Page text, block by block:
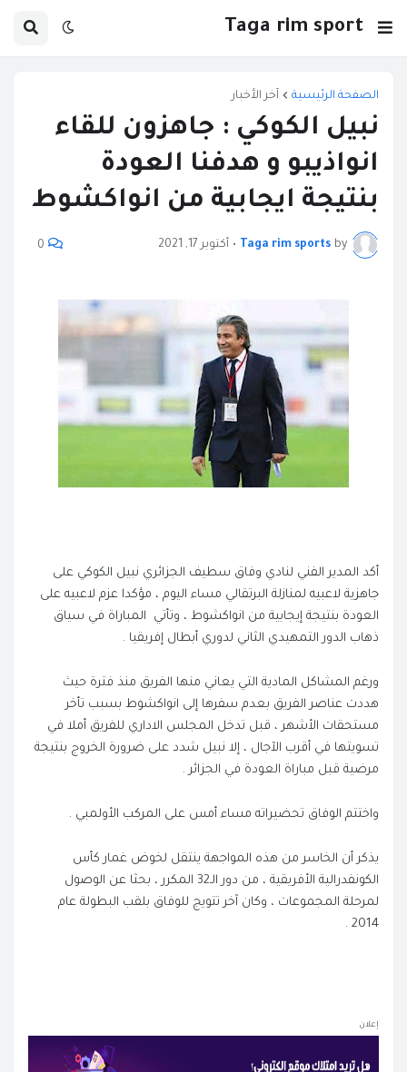
Taga rim sport
الصفحة الرئيسية آخر الأخبار
نبيل الكوكي : جاهزون للقاء
انواذيبو و هدفنا العودة
بنتيجة ايجابية من انواكشوط
by
Taga rim sports
• أكتوبر 17, 2021 0
أكد المدير الفني لنادي وفاق سطيف الجزائري نبيل الكوكي على
جاهزية لاعبيه لمنازلة البرتقالي مساء اليوم ، مؤكدا عزم لاعبيه على
العودة بنتيجة إيجابية من انواكشوط ، وتأتي المباراة في سياق
ذهاب الدور التمهيدي الثاني لدوري أبطال إفريقيا .
ورغم المشاكل المادية التي يعاني منها الفريق منذ فترة حيث
هددت عناصر الفريق بعدم سفرها إلى انواكشوط بسبب تأخر
مستحقات الأشهر ، قبل تدخل المجلس الاداري للفريق أملا في
تسويتها في أقرب الآجال ، إلا نبيل شدد على ضرورة الخروج بنتيجة
مرضية قبل مباراة العودة في الجزائر .
واختتم الوفاق تحضيراته مساء أمس على المركب الأولمبي .
يذكر أن الخاسر من هذه المواجهة ينتقل لخوض غمار كأس
الكونفدرالية الأفريقية ، من دور الـ32 المكرر ، بحثا عن الوصول
لمرحلة المجموعات ، وكان آخر تتويج للوفاق بلقب البطولة عام
2014 .
إعلان